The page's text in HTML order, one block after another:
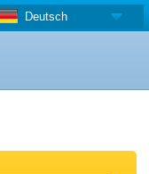
Deutsch